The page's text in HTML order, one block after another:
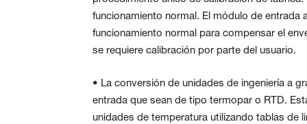
funcionamiento normal. El módulo de entrada
funcionamiento normal para compensar el
se requiere calibración por parte del usuario.
• La conversión de unidades de ingeniería a
entrada que sean de tipo termopar o RTD.
unidades de temperatura utilizando tablas de